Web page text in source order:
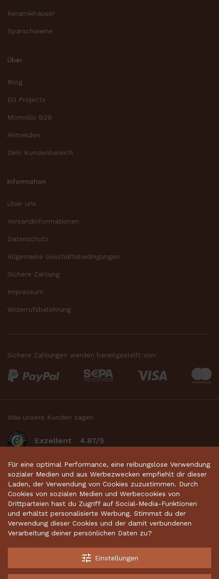
Keramikhäuser
Sparschweine
Über
Blog
EU Projects
Momolio B2B
Anmelden
Dein Kundenbereich
Information
Über uns
Versandinformationen
Datenschutz
Allgemeine Geschäftsbedingungen
Sichere Zahlung
Impressum
Widerrufsbelehrung
Sichere Zahlungen werden bereitgestellt von:
Was unsere Kunden sagen
Exzellent 4.87/5
basierend auf 2634bewertungen.
Startseite • Keramikdeko • Gartenkeramik •
Sparschweine • Räucherfiguren • Keramikhäuser
Kostenloser Versand ab 70 €
Für eine optimal Performance, eine reibungslose Verwendung
sozialer Medien und aus Werbezwecken empfiehlt dir dieser
Laden, der Verwendung von Cookies zuzustimmen. Durch
Cookies von sozialen Medien und Werbecookies von
Drittparteien hast du Zugriff auf Social-Media-Funktionen
und erhältst personalisierte Werbung. Stimmst du der
Verwendung dieser Cookies und der damit verbundenen
Verarbeitung deiner persönlichen Daten zu?
tune Einstellungen